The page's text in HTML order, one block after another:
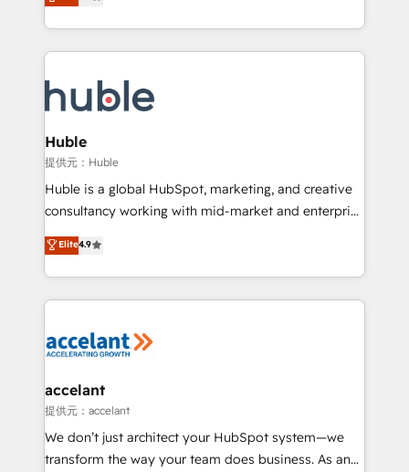
Sales Enablement HubSpot Impact Award 🏆2015
HubSpot COS Performance Award 🏆2014 HubSpot
COS Design Award 🏆2013 HubSpot Marketplace
Partner 📆Founded in 1997
developing a new website to lead generation and
digital marketing; we do it all (and with great
results)! In short, our services include: - HubSpot
HubSpot development: websites, custom modules,
integrations - Marketing & sales solutions: digital
marketing, advertising, campaigns, content and
design We connect people, data and technology to
improve customer experiences. With our bright
people, exciting ideas and can-do mentality, we
your challenge; our passionate and growth driven
team of 100+ experts is ready for you! Driving digital
Huble
提供元：Huble
Huble is a global HubSpot, marketing, and creative
consultancy working with mid-market and enterprise
businesses. We go beyond implementation, shaping
the strategy, processes, and teams that turn
HubSpot into a genuine growth engine. Named
HubSpot's Global Partner of the Year in 2024,
worldwide, and with over 15 years in the ecosystem,
One company, one operating model, delivering
across offices and consulting teams in the UK, USA,
Canada, Germany, France, Belgium, Singapore, and
South Africa. Certified compliant with ISO/IEC
Elite4.9
accelant
提供元：accelant
We don’t just architect your HubSpot system—we
transform the way your team does business. As an